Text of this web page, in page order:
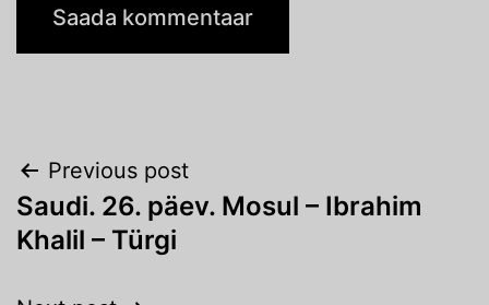
Navigeerimine
Previous post
Saudi. 26. päev. Mosul – Ibrahim
Khalil – Türgi